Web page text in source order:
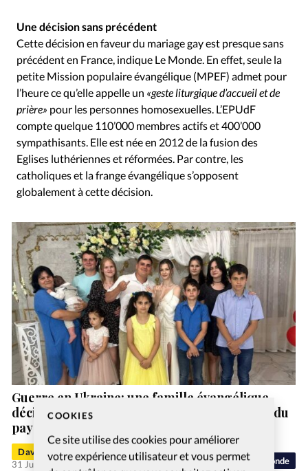
COOKIES
Ce site utilise des cookies pour améliorer
votre expérience utilisateur et vous permet
Une décision sans précédent
Cette décision en faveur du mariage gay est presque sans
précédent en France, indique Le Monde. En effet, seule la
petite Mission populaire évangélique (MPEF) admet pour
l’heure ce qu’elle appelle un «geste liturgique d’accueil et de
prière» pour les personnes homosexuelles. L’EPUdF
compte quelque 110’000 membres actifs et 400’000
sympathisants. Elle est née en 2012 de la fusion des
Eglises luthériennes et réformées. Par contre, les
catholiques et la frange évangélique s’opposent
globalement à cette décision.
Monde
Guerre en Ukraine: une famille évangélique
décimée par une frappe russe dans le centre du
pays
David Métreau
31 Juil 2026